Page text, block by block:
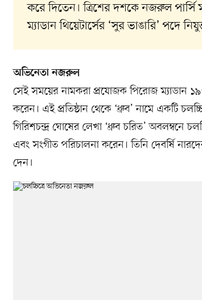
করে দিতেন। ত্রিশের দশকে নজরুল পার্সি
ম্যাডান থিয়েটার্সের ‘সুর ভাঙারি’ পদে
অভিনেতা নজরুল
সেই সময়ের নামকরা প্রযোজক পিরোজ ম্যাডান
করেন। এই প্রতিষ্ঠান থেকে ‘ধ্রুব’ নামে একটি
গিরিশচন্দ্র ঘোষের লেখা ‘ধ্রুব চরিত’ অবলম্বনে
এবং সংগীত পরিচালনা করেন। তিনি দেবর্ষি
দেন।